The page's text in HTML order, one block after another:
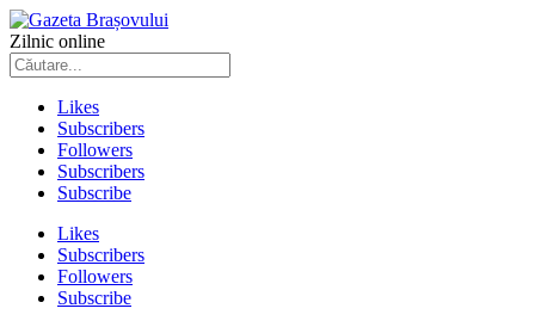
Zilnic online
Likes
Subscribers
Followers
Subscribers
Subscribe
Likes
Subscribers
Followers
Subscribe